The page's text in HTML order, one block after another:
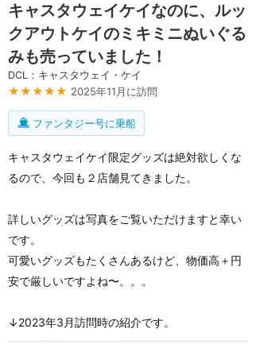
キャスタウェイケイなのに、ルッ
クアウトケイのミキミニぬいぐる
みも売っていました！
DCL：キャスタウェイ・ケイ
★★★★★ 2025年11月に訪問
ファンタジー号に乗船
キャスタウェイケイ限定グッズは絶対欲しくな
るので、今回も２店舗見てきました。
詳しいグッズは写真をご覧いただけますと幸い
です。
可愛いグッズもたくさんあるけど、物価高＋円
安で厳しいですよね〜。。。
↓2023年3月訪問時の紹介です。